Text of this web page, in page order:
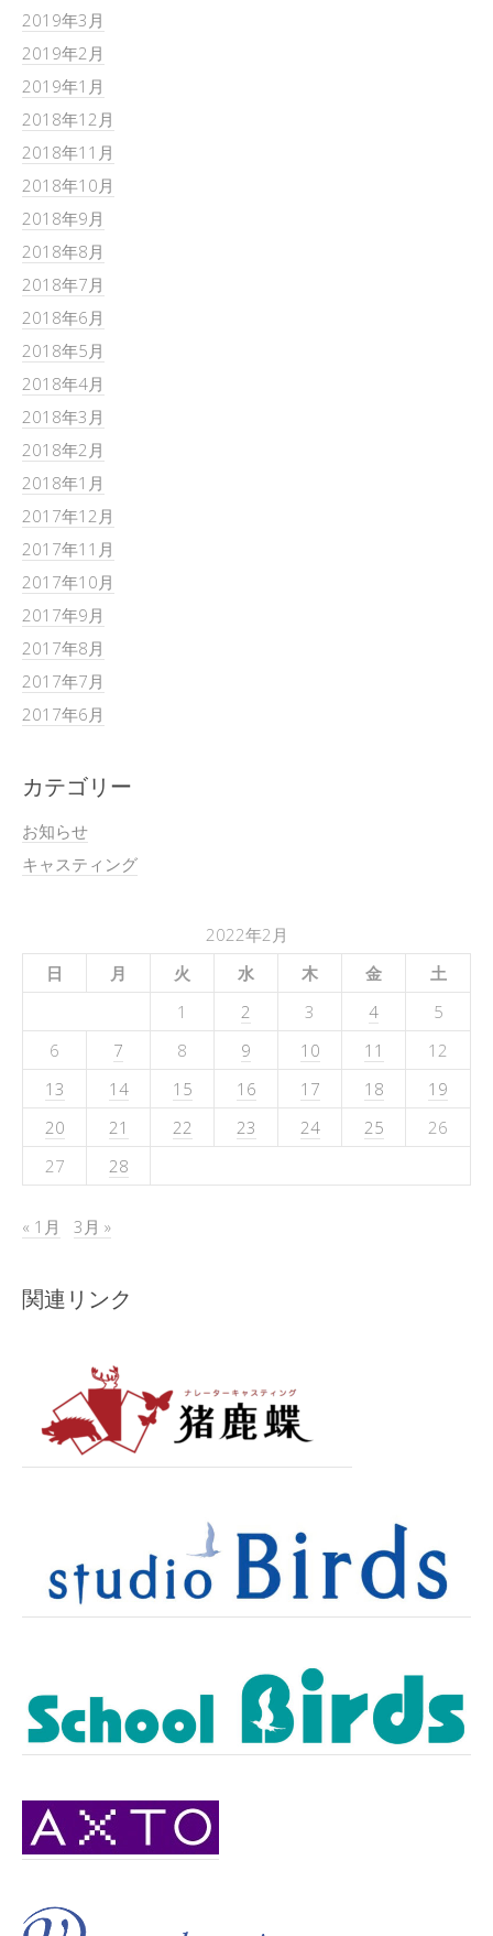
2019年3月
2019年2月
2019年1月
2018年12月
2018年11月
2018年10月
2018年9月
2018年8月
2018年7月
2018年6月
2018年5月
2018年4月
2018年3月
2018年2月
2018年1月
2017年12月
2017年11月
2017年10月
2017年9月
2017年8月
2017年7月
2017年6月
カテゴリー
お知らせ
キャスティング
2022年2月
日
月 火 水 木 金
土
1
2 3 4
5
6
7 8 9 10 11
12
13
14 15 16 17 18
19
20
21 22 23 24 25
26
27
28
« 1月 3月 »
関連リンク